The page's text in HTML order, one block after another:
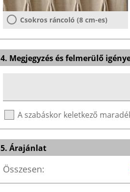
Csokros ráncoló (8 cm-es)
4. Megjegyzés és felmerülő
A szabáskor keletkező
5. Árajánlat
Összesen: